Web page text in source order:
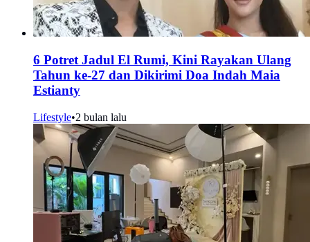
6 Potret Jadul El Rumi, Kini Rayakan Ulang
Tahun ke-27 dan Dikirimi Doa Indah Maia
Estianty
Lifestyle•2 bulan lalu